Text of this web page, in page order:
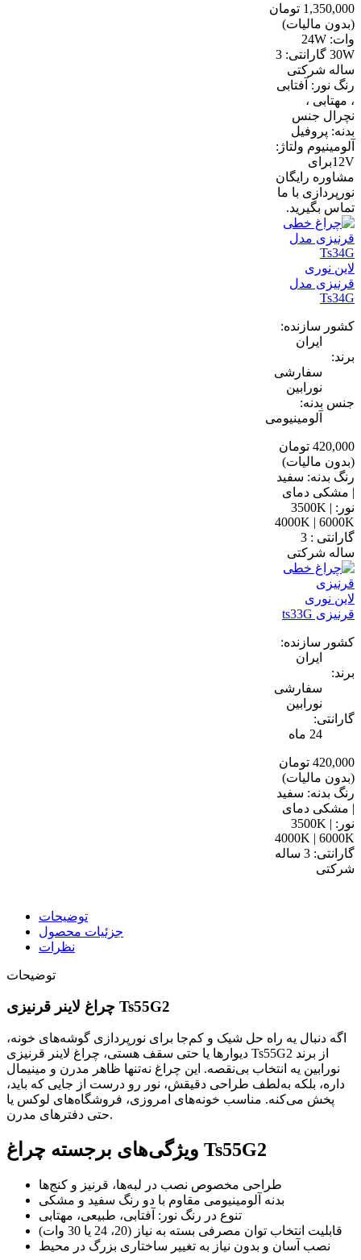
1,350,000 تومان
(بدون مالیات)
وات: 24W
30W گارانتی: 3
ساله شرکتی
رنگ نور: آفتابی
، مهتابی ،
نچرال جنس
بدنه: پروفیل
آلومینیوم ولتاژ:
12Vبرای
مشاوره رایگان
نورپردازی با ما
تماس بگیرید.
لاین نوری
قرنیزی مدل
Ts34G
کشور سازنده:
ایران
برند:
سفارشی
نورابین
جنس بدنه:
آلومینیومی
420,000 تومان
(بدون مالیات)
رنگ بدنه: سفید
| مشکی دمای
نور: 3500K |
4000K | 6000K
گارانتی : 3
ساله شرکتی
لاین نوری
قرنیزی ts33G
کشور سازنده:
ایران
برند:
سفارشی
نورابین
گارانتی:
24 ماه
420,000 تومان
(بدون مالیات)
رنگ بدنه: سفید
| مشکی دمای
نور: 3500K |
4000K | 6000K
گارانتی: 3 ساله
شرکتی
توضیحات
جزئیات محصول
نظرات
توضیحات
چراغ لاینر قرنیزی Ts55G2
اگه دنبال یه راه حل شیک و کم‌جا برای نورپردازی گوشه‌های خونه،
دیوارها یا حتی سقف هستی، چراغ لاینر قرنیزی Ts55G2 از برند
نورابین یه انتخاب بی‌نقصه. این چراغ نه‌تنها ظاهر مدرن و مینیمال
داره، بلکه به‌لطف طراحی دقیقش، نور رو درست از جایی که باید،
پخش می‌کنه. مناسب خونه‌های امروزی، فروشگاه‌های لوکس یا
حتی دفترهای مدرن.
ویژگی‌های برجسته چراغ Ts55G2
طراحی مخصوص نصب در لبه‌ها، قرنیز و کنج‌ها
بدنه آلومینیومی مقاوم با دو رنگ سفید و مشکی
تنوع در رنگ نور: آفتابی، طبیعی، مهتابی
قابلیت انتخاب توان مصرفی بسته به نیاز (20، 24 یا 30 وات)
نصب آسان و بدون نیاز به تغییر ساختاری بزرگ در محیط